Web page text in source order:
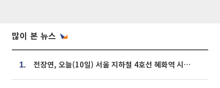
많이 본 뉴스
1. 전장연, 오늘(10일) 서울 지하철 4호선 혜화역 시위…1호선 용산역 무정차